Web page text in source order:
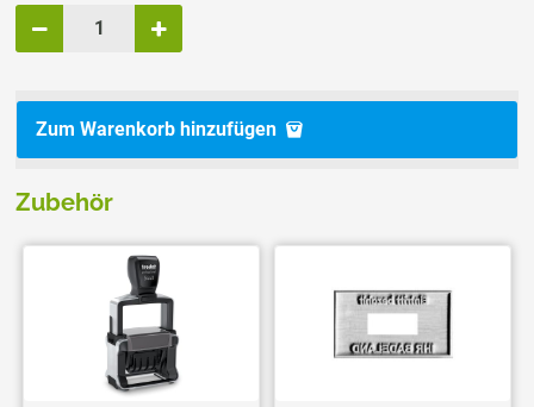
Zum Warenkorb hinzufügen
Zubehör